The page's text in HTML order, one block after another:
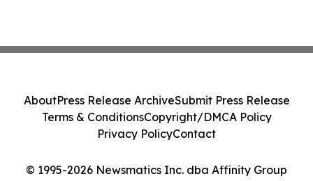
© 1995-2026 Newsmatics Inc. dba Affinity Group
AboutPress Release ArchiveSubmit Press Release
Terms & ConditionsCopyright/DMCA Policy
Privacy PolicyContact